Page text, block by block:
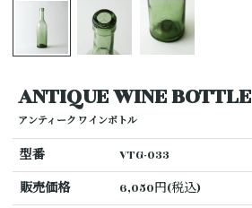
ANTIQUE WINE BOTTLE
アンティーク ワインボトル
型番
VTG-033
販売価格
6,050円(税込)